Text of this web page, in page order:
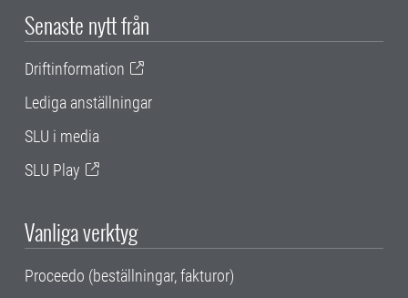
Senaste nytt från
Driftinformation
Lediga anställningar
SLU i media
SLU Play
Vanliga verktyg
Proceedo (beställningar, fakturor)